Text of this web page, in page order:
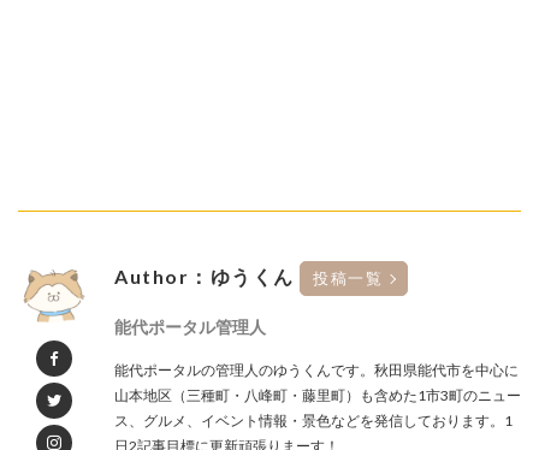
Author：ゆうくん 投稿一覧
能代ポータル管理人
能代ポータルの管理人のゆうくんです。秋田県能代市を中心に
山本地区（三種町・八峰町・藤里町）も含めた1市3町のニュー
ス、グルメ、イベント情報・景色などを発信しております。1
日2記事目標に更新頑張りまーす！